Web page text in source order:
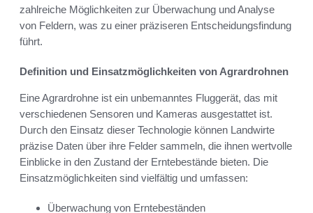
zahlreiche Möglichkeiten zur Überwachung und Analyse
von Feldern, was zu einer präziseren Entscheidungsfindung
führt.
Definition und Einsatzmöglichkeiten von Agrardrohnen
Eine Agrardrohne ist ein unbemanntes Fluggerät, das mit
verschiedenen Sensoren und Kameras ausgestattet ist.
Durch den Einsatz dieser Technologie können Landwirte
präzise Daten über ihre Felder sammeln, die ihnen wertvolle
Einblicke in den Zustand der Erntebestände bieten. Die
Einsatzmöglichkeiten sind vielfältig und umfassen:
Überwachung von Erntebeständen